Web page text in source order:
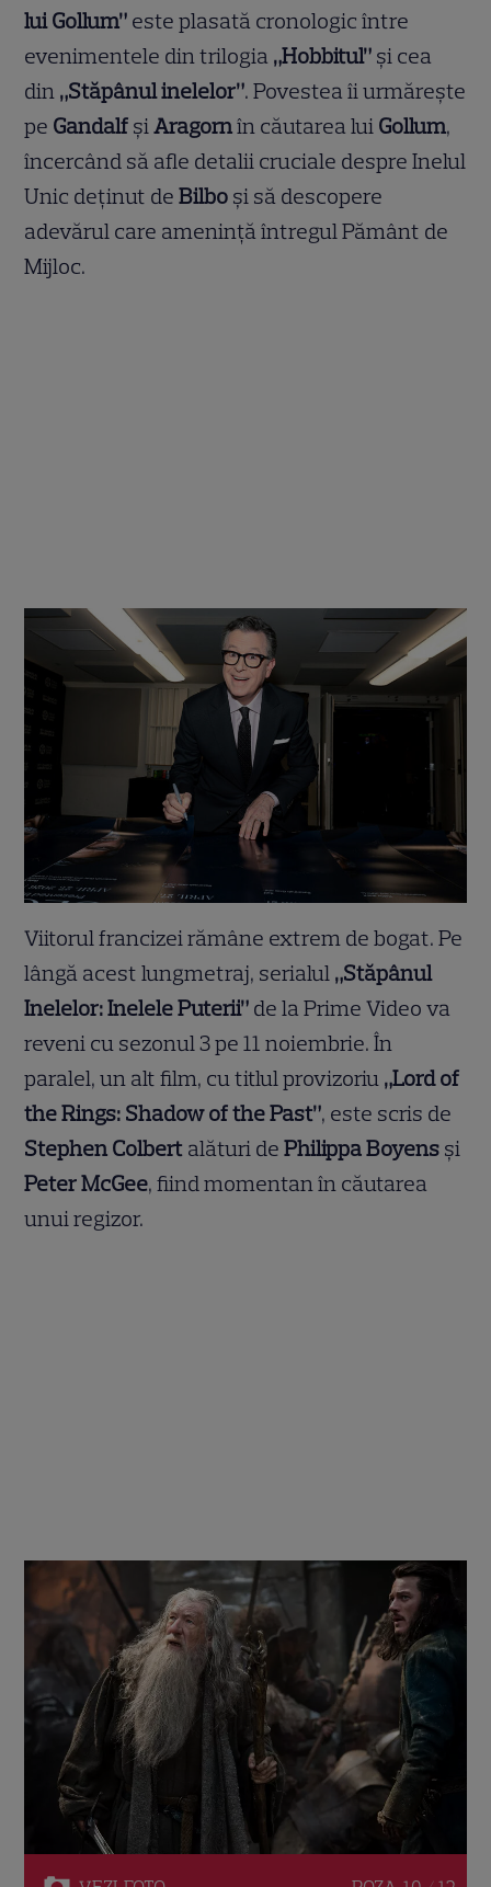
lui Gollum” este plasată cronologic între
evenimentele din trilogia „Hobbitul” și cea
din „Stăpânul inelelor”. Povestea îi urmărește
pe Gandalf șiAragornîn căutarea lui Gollum,
încercând să afle detalii cruciale despre Inelul
Unic deținut deBilbo și să descopere
adevărul care amenință întregul Pământ de
Mijloc.
Viitorul francizei rămâne extrem de bogat. Pe
lângă acest lungmetraj, serialul „Stăpânul
Inelelor: Inelele Puterii” de la Prime Video va
reveni cu sezonul 3 pe 11 noiembrie. În
paralel, un alt film, cu titlul provizoriu „Lord of
the Rings: Shadow of the Past”, este scris de
Stephen Colbert alături dePhilippa Boyens și
Peter McGee, fiind momentan în căutarea
unui regizor.